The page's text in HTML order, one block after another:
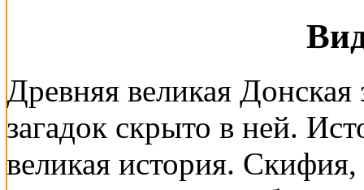
Древняя великая
загадок скрыто в ней.
великая история.